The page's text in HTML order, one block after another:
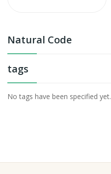
Natural Code
tags
No tags have been specified yet.